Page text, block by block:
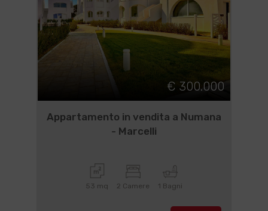
€ 300.000
Appartamento in vendita a Numana
- Marcelli
53 mq 2 Camere 1 Bagni